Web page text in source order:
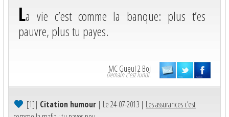
La vie c’est comme la banque: plus t’es
pauvre, plus tu payes.
MC Gueul 2 Boi
Demain c'est lundi.
[1]| Citation humour | Le 24-07-2013 | Les assurances c’est